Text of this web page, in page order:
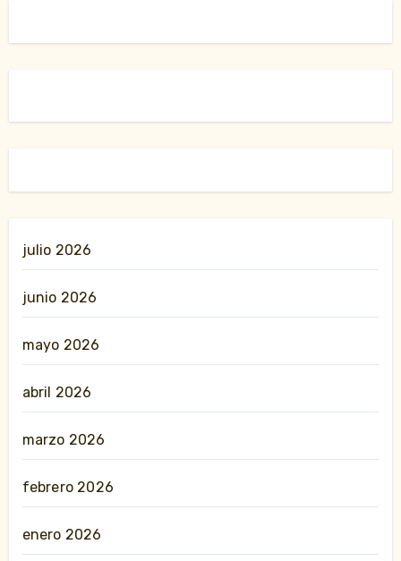
julio 2026
junio 2026
mayo 2026
abril 2026
marzo 2026
febrero 2026
enero 2026